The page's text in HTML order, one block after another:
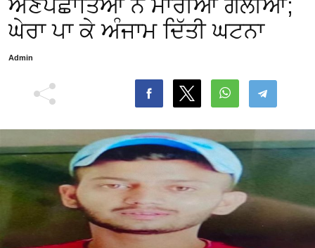
ਅਣਪਛਾਤਿਆਂ ਨੇ ਮਾਰੀਆਂ ਗੋਲੀਆਂ;
ਘੇਰਾ ਪਾ ਕੇ ਅੰਜਾਮ ਦਿੱਤੀ ਘਟਨਾ
Admin